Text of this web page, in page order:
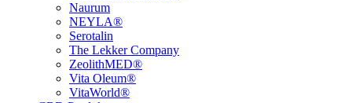
Naurum
NEYLA®
Serotalin
The Lekker Company
ZeolithMED®
Vita Oleum®
VitaWorld®